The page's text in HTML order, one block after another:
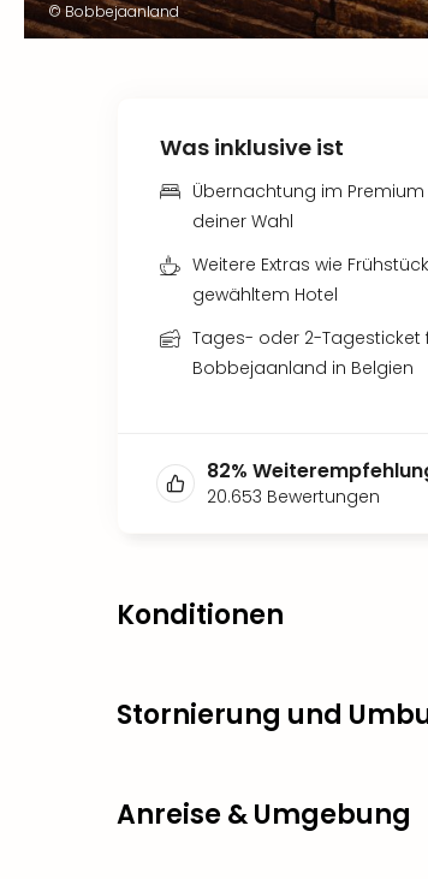
© Bobbejaanland
Was inklusive ist
Übernachtung im Premium
deiner Wahl
Weitere Extras wie
gewähltem Hotel
Tages- oder 2-Tagesticket
Bobbejaanland in Belgien
82%
20.653 Bewertungen
Konditionen
Stornierung und
Anreise & Umgebung